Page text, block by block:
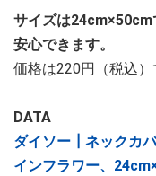
サイズは24cm×50cm
安心できます。
価格は220円（税込）
DATA
ダイソー┃ネックカ
インフラワー、